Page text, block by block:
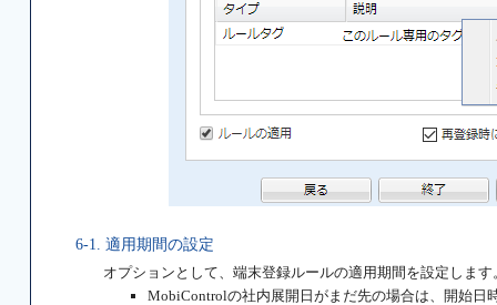
6-1. 適用期間の設定
オプションとして、端末登録ルールの適用期間を設定します
MobiControlの社内展開日がまだ先の場合は、開始日